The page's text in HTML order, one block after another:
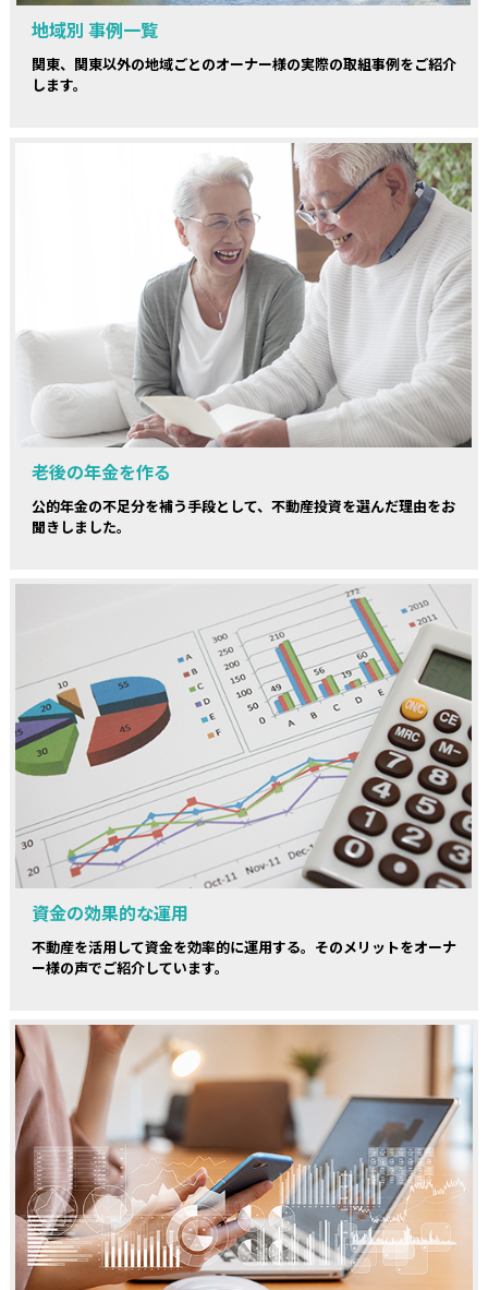
地域別 事例一覧
関東、関東以外の地域ごとのオーナー様の実際の取組事例をご紹介
します。
老後の年金を作る
公的年金の不足分を補う手段として、不動産投資を選んだ理由をお
聞きしました。
資金の効果的な運用
不動産を活用して資金を効率的に運用する。そのメリットをオーナ
ー様の声でご紹介しています。